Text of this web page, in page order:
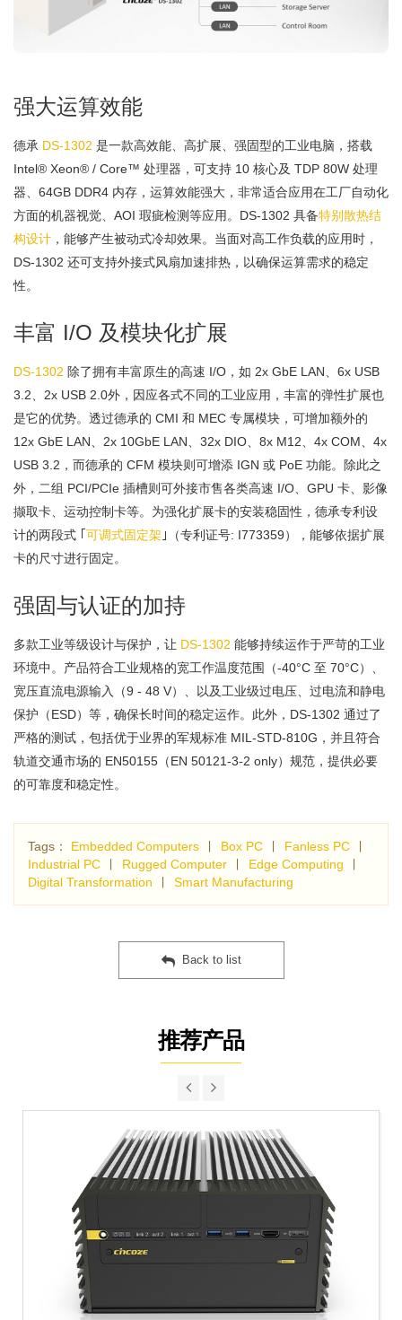
强大运算效能
德承 DS-1302 是一款高效能、高扩展、强固型的工业电脑，搭载
Intel® Xeon® / Core™ 处理器，可支持 10 核心及 TDP 80W 处理
器、64GB DDR4 内存，运算效能强大，非常适合应用在工厂自动化
方面的机器视觉、AOI 瑕疵检测等应用。DS-1302 具备特别散热结
构设计 ，能够产生被动式冷却效果。当面对高工作负载的应用时，
DS-1302 还可支持外接式风扇加速排热，以确保运算需求的稳定
性。
丰富 I/O 及模块化扩展
DS-1302 除了拥有丰富原生的高速 I/O，如 2x GbE LAN、6x USB
3.2、2x USB 2.0外，因应各式不同的工业应用，丰富的弹性扩展也
是它的优势。透过德承的 CMI 和 MEC 专属模块，可增加额外的
12x GbE LAN、2x 10GbE LAN、32x DIO、8x M12、4x COM、4x
USB 3.2，而德承的 CFM 模块则可增添 IGN 或 PoE 功能。除此之
外，二组 PCI/PCIe 插槽则可外接市售各类高速 I/O、GPU 卡、影像
撷取卡、运动控制卡等。为强化扩展卡的安装稳固性，德承专利设
计的两段式 ｢ 可调式固定架 ｣（专利证号: I773359），能够依据扩展
卡的尺寸进行固定。
强固与认证的加持
多款工业等级设计与保护，让 DS-1302 能够持续运作于严苛的工业
环境中。产品符合工业规格的宽工作温度范围（-40°C 至 70°C）、
宽压直流电源输入（9 - 48 V）、以及工业级过电压、过电流和静电
保护（ESD）等，确保长时间的稳定运作。此外，DS-1302 通过了
严格的测试，包括优于业界的军规标准 MIL-STD-810G，并且符合
轨道交通市场的 EN50155（EN 50121-3-2 only）规范，提供必要
的可靠度和稳定性。
Tags： Embedded Computers Box PC Fanless PC
Industrial PC
Rugged Computer Edge Computing
Digital Transformation
Smart Manufacturing
Back to list
推荐产品